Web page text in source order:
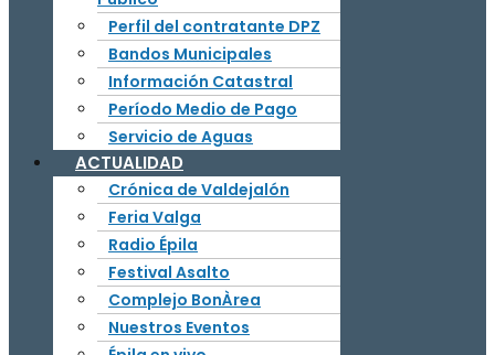
Perfil del contratante DPZ
Bandos Municipales
Información Catastral
Período Medio de Pago
Servicio de Aguas
ACTUALIDAD
Crónica de Valdejalón
Feria Valga
Radio Épila
Festival Asalto
Complejo BonÀrea
Nuestros Eventos